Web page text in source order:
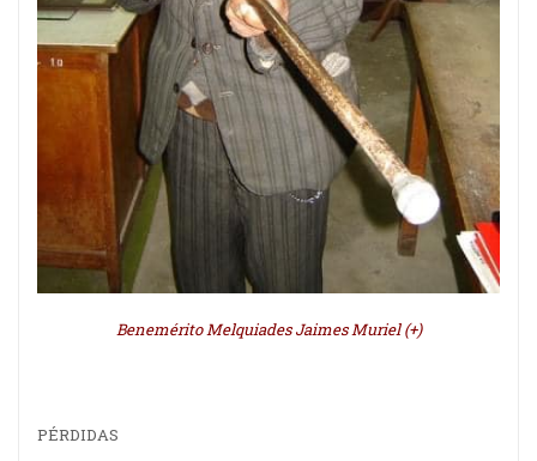
Benemérito Melquiades Jaimes Muriel (+)
PÉRDIDAS